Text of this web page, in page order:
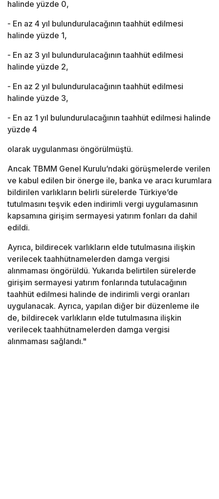
halinde yüzde 0,
- En az 4 yıl bulundurulacağının taahhüt edilmesi
halinde yüzde 1,
- En az 3 yıl bulundurulacağının taahhüt edilmesi
halinde yüzde 2,
- En az 2 yıl bulundurulacağının taahhüt edilmesi
halinde yüzde 3,
- En az 1 yıl bulundurulacağının taahhüt edilmesi halinde
yüzde 4
olarak uygulanması öngörülmüştü.
Ancak TBMM Genel Kurulu’ndaki görüşmelerde verilen
ve kabul edilen bir önerge ile, banka ve aracı kurumlara
bildirilen varlıkların belirli sürelerde Türkiye’de
tutulmasını teşvik eden indirimli vergi uygulamasının
kapsamına girişim sermayesi yatırım fonları da dahil
edildi.
Ayrıca, bildirecek varlıkların elde tutulmasına ilişkin
verilecek taahhütnamelerden damga vergisi
alınmaması öngörüldü. Yukarıda belirtilen sürelerde
girişim sermayesi yatırım fonlarında tutulacağının
taahhüt edilmesi halinde de indirimli vergi oranları
uygulanacak. Ayrıca, yapılan diğer bir düzenleme ile
de, bildirecek varlıkların elde tutulmasına ilişkin
verilecek taahhütnamelerden damga vergisi
alınmaması sağlandı."